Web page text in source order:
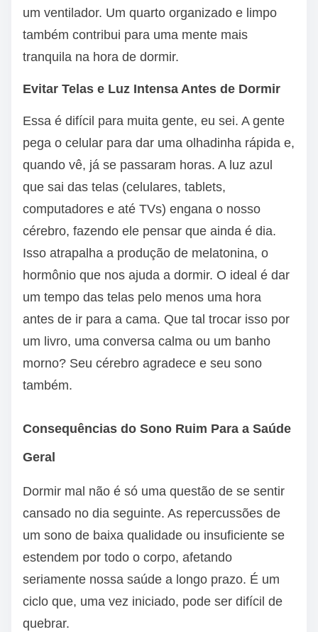
um ventilador. Um quarto organizado e limpo
também contribui para uma mente mais
tranquila na hora de dormir.
Evitar Telas e Luz Intensa Antes de Dormir
Essa é difícil para muita gente, eu sei. A gente
pega o celular para dar uma olhadinha rápida e,
quando vê, já se passaram horas. A luz azul
que sai das telas (celulares, tablets,
computadores e até TVs) engana o nosso
cérebro, fazendo ele pensar que ainda é dia.
Isso atrapalha a produção de melatonina, o
hormônio que nos ajuda a dormir. O ideal é dar
um tempo das telas pelo menos uma hora
antes de ir para a cama. Que tal trocar isso por
um livro, uma conversa calma ou um banho
morno? Seu cérebro agradece e seu sono
também.
Consequências do Sono Ruim Para a Saúde
Geral
Dormir mal não é só uma questão de se sentir
cansado no dia seguinte. As repercussões de
um sono de baixa qualidade ou insuficiente se
estendem por todo o corpo, afetando
seriamente nossa saúde a longo prazo. É um
ciclo que, uma vez iniciado, pode ser difícil de
quebrar.